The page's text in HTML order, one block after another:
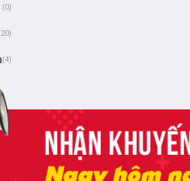
(0)
(4)